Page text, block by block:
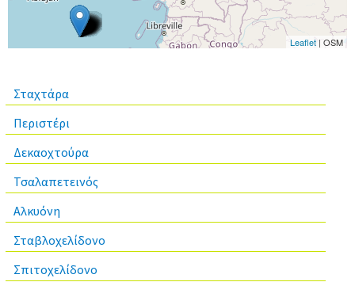
Leaflet | OSM
Σταχτάρα
Περιστέρι
Δεκαοχτούρα
Τσαλαπετεινός
Αλκυόνη
Σταβλοχελίδονο
Σπιτοχελίδονο